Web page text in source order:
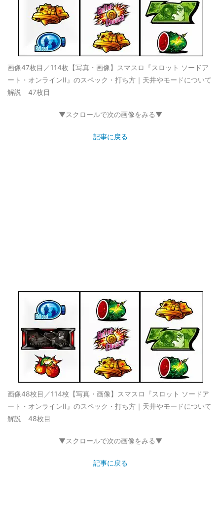
画像47枚目／114枚 【写真・画像】スマスロ『スロット ソードア
ート・オンラインII』のスペック・打ち方｜天井やモードについて
解説 47枚目
▼スクロールで次の画像をみる▼
記事に戻る
画像48枚目／114枚 【写真・画像】スマスロ『スロット ソードア
ート・オンラインII』のスペック・打ち方｜天井やモードについて
解説 48枚目
▼スクロールで次の画像をみる▼
記事に戻る